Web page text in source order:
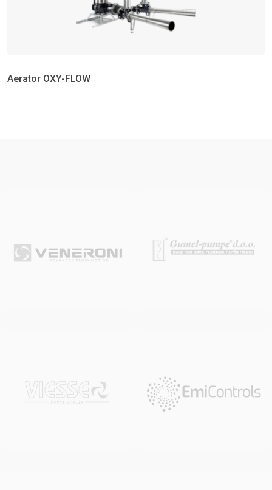
Aerator OXY-FLOW